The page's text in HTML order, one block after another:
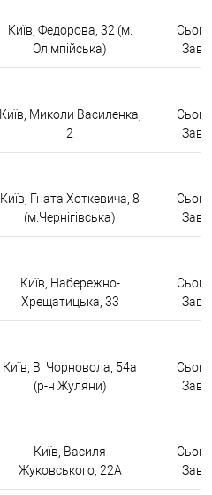
Київ, Федорова, 32 (м.
Олімпійська)
Київ, Миколи Василенка,
2
Київ, Гната Хоткевича, 8
(м.Чернігівська)
Київ, Набережно-
Хрещатицька, 33
Київ, В. Чорновола, 54а
(р-н Жуляни)
Київ, Василя
Жуковського, 22А